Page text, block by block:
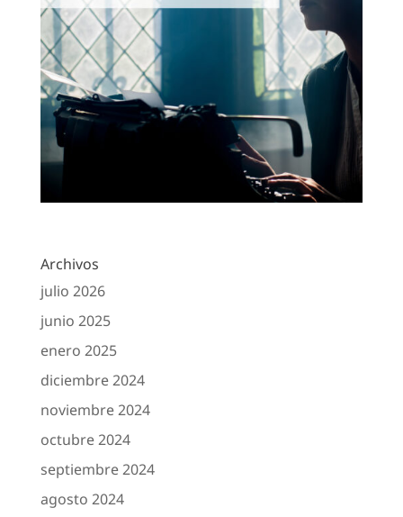
Archivos
julio 2026
junio 2025
enero 2025
diciembre 2024
noviembre 2024
octubre 2024
septiembre 2024
agosto 2024